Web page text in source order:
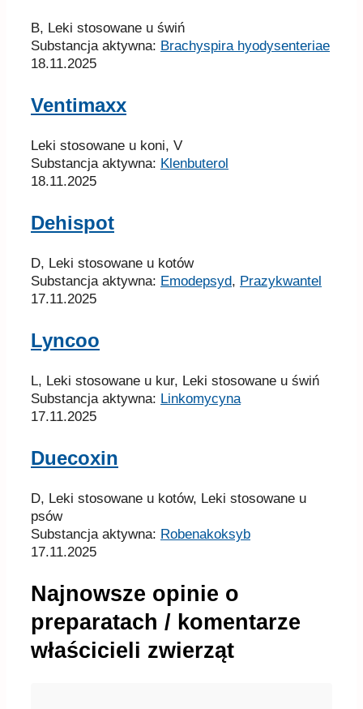
B, Leki stosowane u świń
Substancja aktywna: Brachyspira hyodysenteriae
18.11.2025
Ventimaxx
Leki stosowane u koni, V
Substancja aktywna: Klenbuterol
18.11.2025
Dehispot
D, Leki stosowane u kotów
Substancja aktywna: Emodepsyd, Prazykwantel
17.11.2025
Lyncoo
L, Leki stosowane u kur, Leki stosowane u świń
Substancja aktywna: Linkomycyna
17.11.2025
Duecoxin
D, Leki stosowane u kotów, Leki stosowane u
psów
Substancja aktywna: Robenakoksyb
17.11.2025
Najnowsze opinie o
preparatach / komentarze
właścicieli zwierząt